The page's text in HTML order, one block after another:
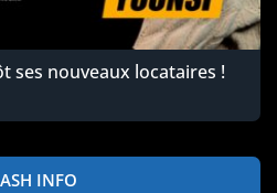
ses nouveaux locataires !
INFO